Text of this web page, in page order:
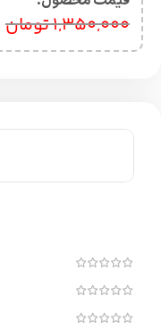
1,350,000تومان